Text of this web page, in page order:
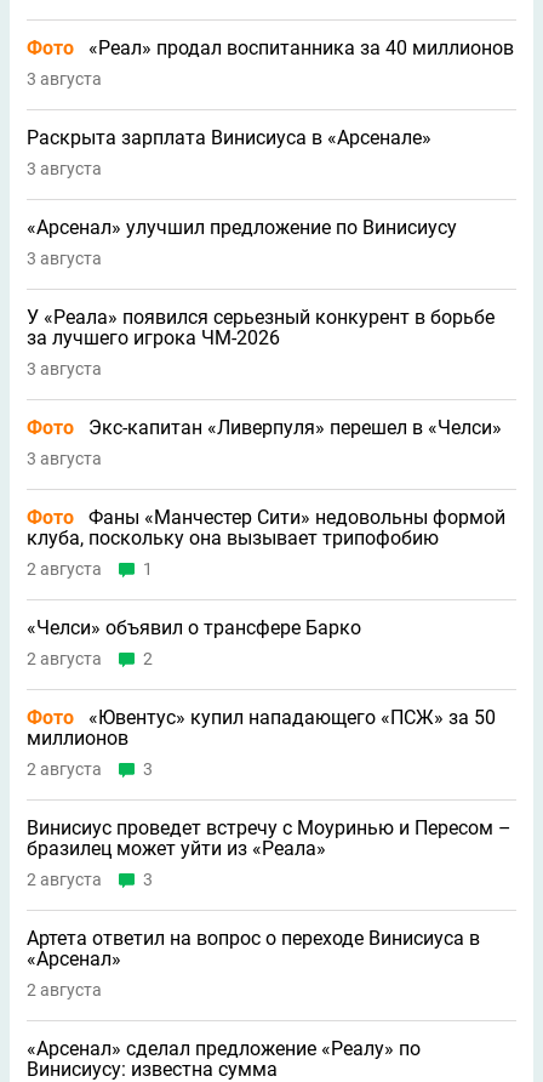
Фото «Реал» продал воспитанника за 40 миллионов
3 августа
Раскрыта зарплата Винисиуса в «Арсенале»
3 августа
«Арсенал» улучшил предложение по Винисиусу
3 августа
У «Реала» появился серьезный конкурент в борьбе
за лучшего игрока ЧМ-2026
3 августа
Фото Экс-капитан «Ливерпуля» перешел в «Челси»
3 августа
Фото
Фаны «Манчестер Сити» недовольны формой
клуба, поскольку она вызывает трипофобию
2 августа 1
«Челси» объявил о трансфере Барко
2 августа 2
Фото
«Ювентус» купил нападающего «ПСЖ» за 50
миллионов
2 августа 3
Винисиус проведет встречу с Моуринью и Пересом –
бразилец может уйти из «Реала»
2 августа 3
Артета ответил на вопрос о переходе Винисиуса в
«Арсенал»
2 августа
«Арсенал» сделал предложение «Реалу» по
Винисиусу: известна сумма